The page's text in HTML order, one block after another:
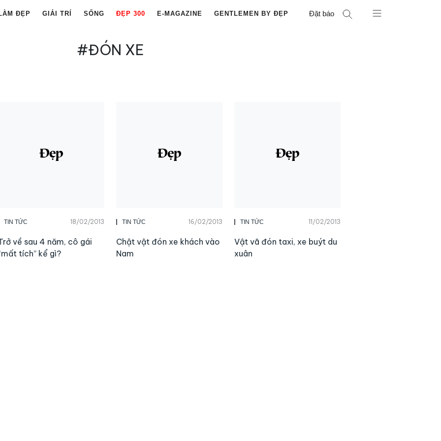
ĐẸP GIẢI TRÍ SỐNG ĐẸP 300 E-MAGAZINE GENTLEMEN BY ĐẸP Đặt báo
#ĐÓN XE
TIN TỨC 18/02/2013
về sau 4 năm, cô gái
tích” kể gì?
TIN TỨC 16/02/2013
Chật vật đón xe khách vào
Nam
TIN TỨC 11/02/2013
Vật vã đón taxi, xe buýt du
xuân